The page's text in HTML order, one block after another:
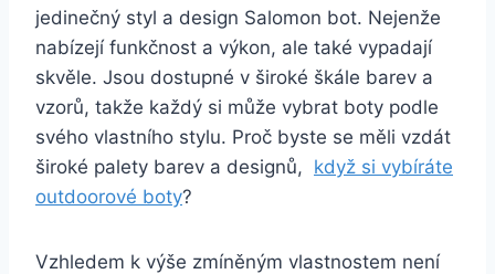
jedinečný‌ styl a design Salomon bot. Nejenže
nabízejí funkčnost ⁣a výkon, ale ⁢také vypadají‍
skvěle. ⁢Jsou⁣ dostupné v široké škále barev​ a
vzorů, takže⁣ každý si může vybrat boty podle
svého vlastního stylu. Proč byste se⁢ měli‌ vzdát
široké palety barev​ a‍ designů, ​ když​ si vybíráte
‍outdoorové boty?
Vzhledem k​ výše zmíněným vlastnostem ‌není ​